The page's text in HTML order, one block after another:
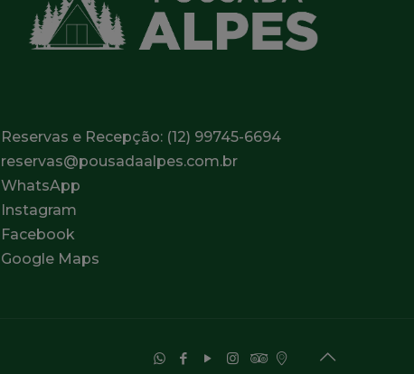
Reservas e Recepção: (12) 99745-6694
reservas@pousadaalpes.com.br
WhatsApp
Instagram
Facebook
Google Maps